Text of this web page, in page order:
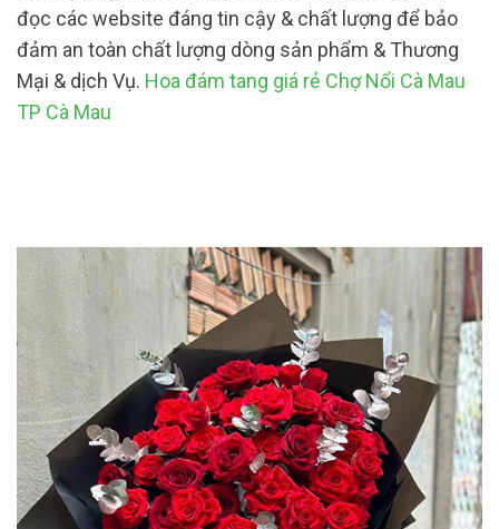
đọc các website đáng tin cậy & chất lượng để bảo
đảm an toàn chất lượng dòng sản phẩm & Thương
Mại & dịch Vụ. Hoa đám tang giá rẻ Chợ Nổi Cà Mau
TP Cà Mau